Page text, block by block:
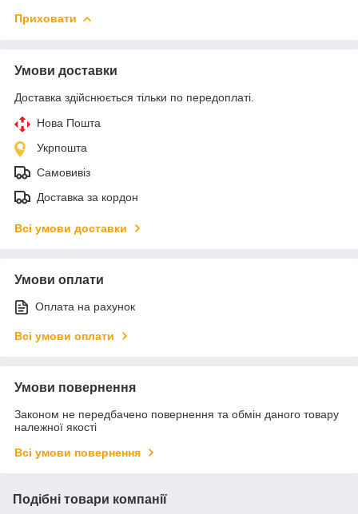
Приховати
Умови доставки
Доставка здійснюється тільки по передоплаті.
Нова Пошта
Укрпошта
Самовивіз
Доставка за кордон
Всі умови доставки
Умови оплати
Оплата на рахунок
Всі умови оплати
Умови повернення
Законом не передбачено повернення та обмін даного товару
належної якості
Всі умови повернення
Подібні товари компанії